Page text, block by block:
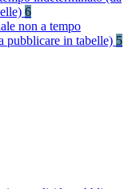
6
non a tempo
pubblicare in tabelle) 5